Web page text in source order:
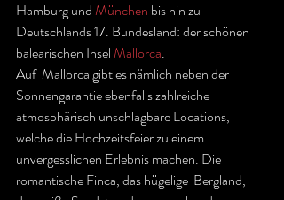
Hamburg und München bis hin zu
Deutschlands 17. Bundesland: der schönen
balearischen Insel Mallorca.
Auf  Mallorca gibt es nämlich neben der
Sonnengarantie ebenfalls zahlreiche
atmosphärisch unschlagbare Locations,
welche die Hochzeitsfeier zu einem
unvergesslichen Erlebnis machen. Die
romantische Finca, das hügelige  Bergland,